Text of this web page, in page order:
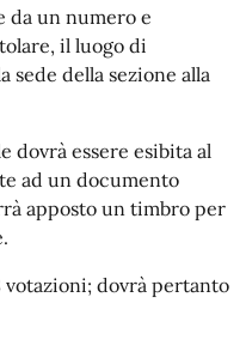
da un numero e
il luogo di
sede della sezione alla
dovrà essere esibita al
ad un documento
apposto un timbro per
votazioni; dovrà pertanto